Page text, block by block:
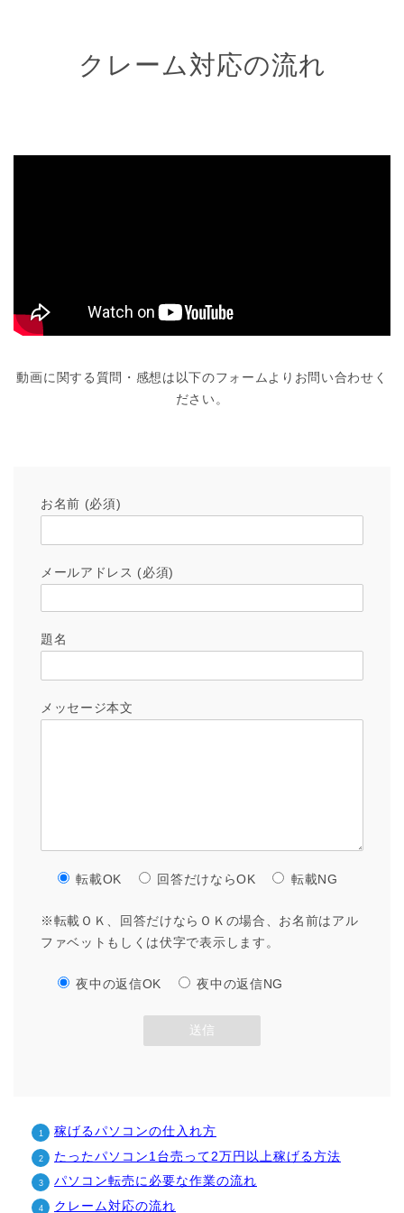
クレーム対応の流れ
動画に関する質問・感想は以下のフォームよりお問い合わせく
ださい。
お名前 (必須)
メールアドレス (必須)
題名
メッセージ本文
転載OK 回答だけならOK 転載NG
※転載ＯＫ、回答だけならＯＫの場合、お名前はアル
ファベットもしくは伏字で表示します。
夜中の返信OK 夜中の返信NG
稼げるパソコンの仕入れ方
たったパソコン1台売って2万円以上稼げる方法
パソコン転売に必要な作業の流れ
クレーム対応の流れ
ホーム
PC-BASレビュー